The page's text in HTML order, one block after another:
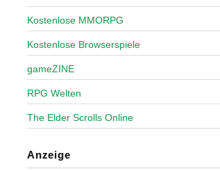
Kostenlose MMORPG
Kostenlose Browserspiele
gameZINE
RPG Welten
The Elder Scrolls Online
Anzeige